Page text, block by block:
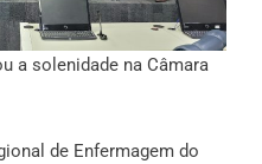
a solenidade na Câmara
de Enfermagem do